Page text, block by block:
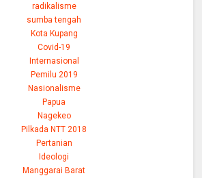
radikalisme
sumba tengah
Kota Kupang
Covid-19
Internasional
Pemilu 2019
Nasionalisme
Papua
Nagekeo
Pilkada NTT 2018
Pertanian
Ideologi
Manggarai Barat